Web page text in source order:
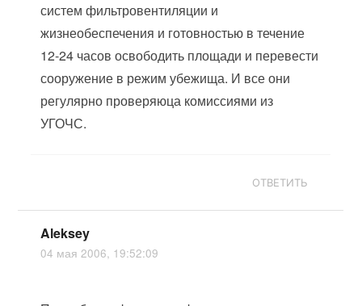
систем фильтровентиляции и
жизнеобеспечения и готовностью в течение
12-24 часов освободить площади и перевести
сооружение в режим убежища. И все они
регулярно проверяюца комиссиями из
УГОЧС.
ОТВЕТИТЬ
Aleksey
04 мая 2006, 19:52:09